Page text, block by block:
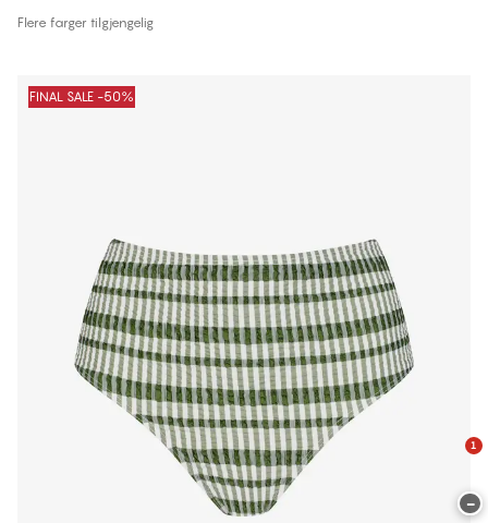
Flere farger tilgjengelig
FINAL SALE -50%
1
−